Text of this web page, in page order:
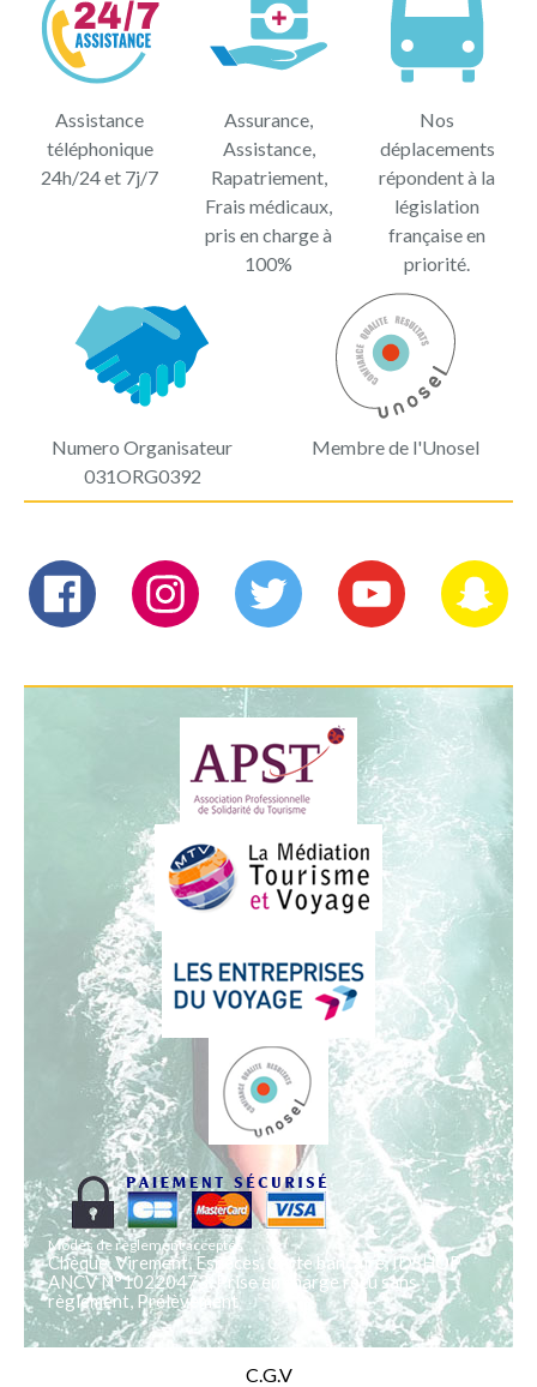
Assistance
téléphonique
24h/24 et 7j/7
Assurance,
Assistance,
Rapatriement,
Frais médicaux,
pris en charge à
100%
Nos
déplacements
répondent à la
législation
française en
priorité.
Numero Organisateur
031ORG0392
Membre de l'Unosel
Modes de règlement acceptés
Chèque, Virement, Espèces, Carte bancaire, IDSHOP
ANCV N°10220473, Prise en charge reçu sans
règlement, Prélèvement
C.G.V